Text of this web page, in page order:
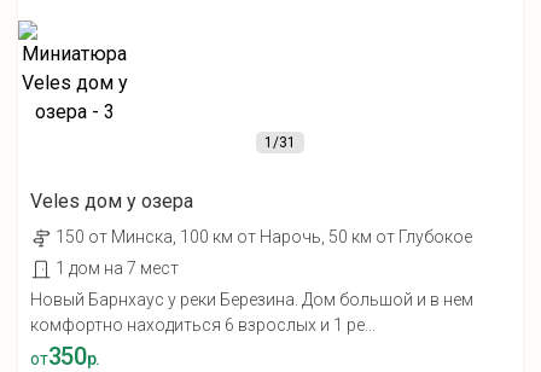
1/31
Veles дом у озера
150 от Минска, 100 км от Нарочь, 50 км от Глубокое
1 дом на 7 мест
Новый Барнхаус у реки Березина. Дом большой и в нем
комфортно находиться 6 взрослых и 1 ре...
от350р.